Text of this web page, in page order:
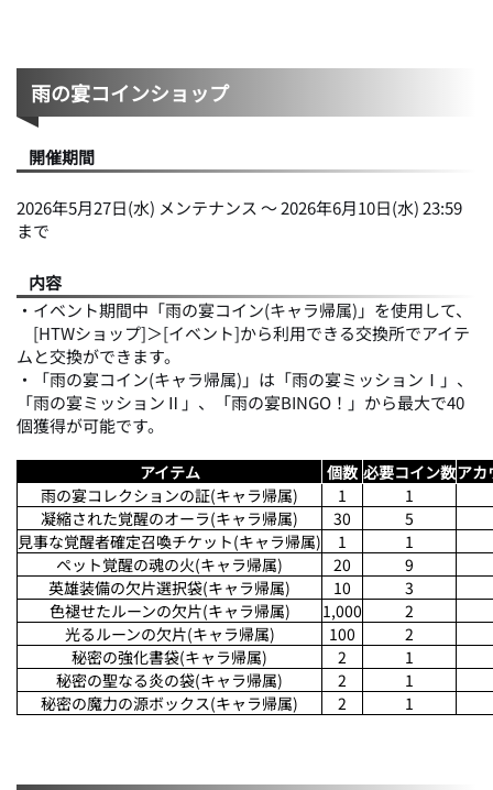
雨の宴コインショップ
開催期間
2026年5月27日(水) メンテナンス ～ 2026年6月10日(水) 23:59
まで
内容
・イベント期間中「雨の宴コイン(キャラ帰属)」を使用して、
[HTWショップ]＞[イベント]から利用できる交換所でアイテ
ムと交換ができます。
・「雨の宴コイン(キャラ帰属)」は「雨の宴ミッションⅠ」、
「雨の宴ミッションⅡ」、「雨の宴BINGO！」から最大で40
個獲得が可能です。
アイテム 個数 必要コイン数アカ
雨の宴コレクションの証(キャラ帰属)
1
1
凝縮された覚醒のオーラ(キャラ帰属)
30
5
見事な覚醒者確定召喚チケット(キャラ帰属)
1
1
ペット覚醒の魂の火(キャラ帰属)
20
9
英雄装備の欠片選択袋(キャラ帰属)
10
3
色褪せたルーンの欠片(キャラ帰属)
1,000
2
光るルーンの欠片(キャラ帰属)
100
2
秘密の強化書袋(キャラ帰属)
2
1
秘密の聖なる炎の袋(キャラ帰属)
2
1
秘密の魔力の源ボックス(キャラ帰属)
2 1